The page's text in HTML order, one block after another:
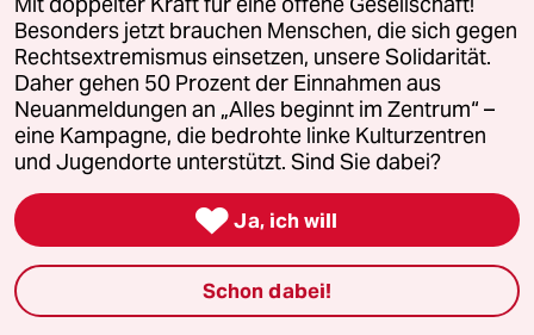
Zentrum". Die Kampagne unterstützt bundesweit
linke, selbstverwaltete Orte und baut einen
solidarischen Fonds für deren Schutz und Erhalt
auf. Eine offene Gesellschaft braucht guten, frei
zugänglichen Journalismus – und
auch? Dann machen Sie mit und unterstützen Sie
unsere Aktion.
Jetzt unterstützen
Besonders jetzt brauchen Menschen, die sich gegen
Rechtsextremismus einsetzen, unsere Solidarität.
Daher gehen 50 Prozent der Einnahmen aus
Neuanmeldungen an „Alles beginnt im Zentrum“ –
eine Kampagne, die bedrohte linke Kulturzentren
und Jugendorte unterstützt. Sind Sie dabei?
 Ja, ich will
Schon dabei!